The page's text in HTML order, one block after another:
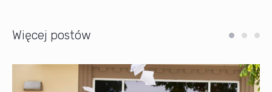
Więcej postów